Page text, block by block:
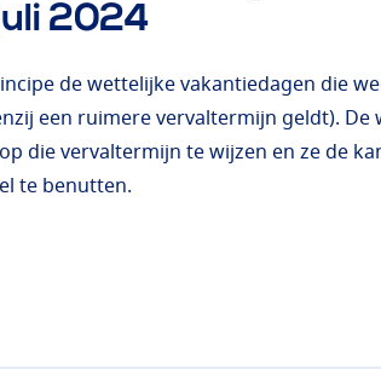
2024
de wettelijke vakantiedagen die
een ruimere vervaltermijn geldt). De
die vervaltermijn te wijzen en ze de
te benutten.